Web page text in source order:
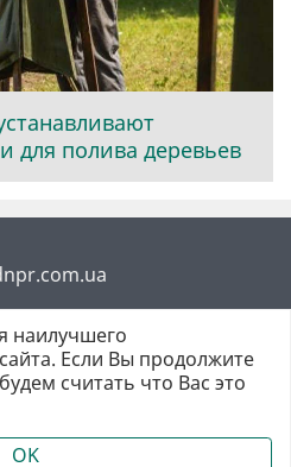
для полива деревьев
порадниця
або частковому використанні
у першому абзаці.
наилучшего
Если Вы продолжите
считать что Вас это
OK